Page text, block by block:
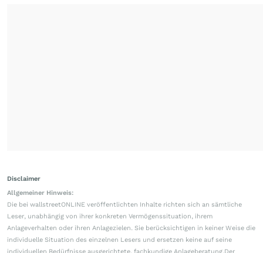
Disclaimer
Allgemeiner Hinweis:
Die bei wallstreetONLINE veröffentlichten Inhalte richten sich an sämtliche
Leser, unabhängig von ihrer konkreten Vermögenssituation, ihrem
Anlageverhalten oder ihren Anlagezielen. Sie berücksichtigen in keiner Weise die
individuelle Situation des einzelnen Lesers und ersetzen keine auf seine